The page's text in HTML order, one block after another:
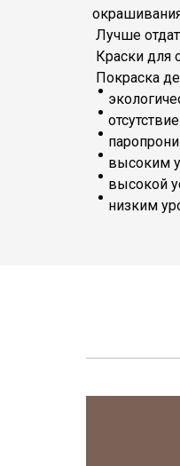
Лучше
Краски для
Покраска
высоким
высокой
низким